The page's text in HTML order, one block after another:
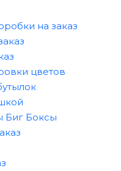
на заказ
цветов
Биг Боксы